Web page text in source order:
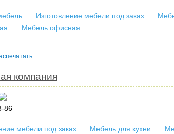
Изготовление мебели под заказ
Мебель офисная
компания
86
мебели под заказ Мебель для кухни